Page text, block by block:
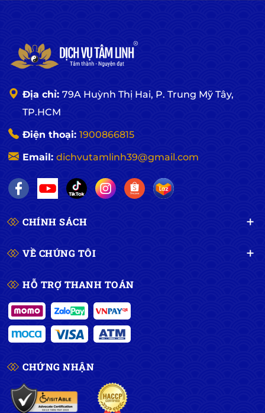
Địa chỉ: 79A Huỳnh Thị Hai, P. Trung Mỹ Tây,
TP.HCM
Điện thoại: 1900866815
Email: dichvutamlinh39@gmail.com
CHÍNH SÁCH
VỀ CHÚNG TÔI
HỖ TRỢ THANH TOÁN
CHỨNG NHẬN